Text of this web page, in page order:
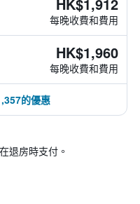
每晚收費和費用
HK$1,960
每晚收費和費用
的優惠
退房時支付。